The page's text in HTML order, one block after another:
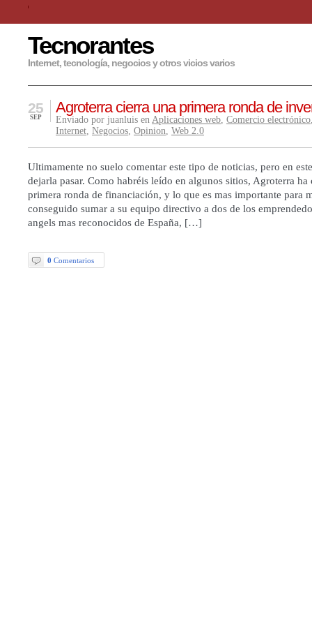
Tecnorantes
Internet, tecnología, negocios y otros vicios varios
Agroterra cierra una primera ronda de
25
SEP Enviado por juanluis en Aplicaciones web, Comercio electrónico
Internet, Negocios, Opinion, Web 2.0
Ultimamente no suelo comentar este tipo de noticias, pero en
dejarla pasar. Como habréis leído en algunos sitios, Agroterra ha
primera ronda de financiación, y lo que es mas importante para
conseguido sumar a su equipo directivo a dos de los
angels mas reconocidos de España, […]
0 Comentarios